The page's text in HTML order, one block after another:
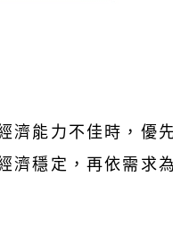
濟能力不佳時，優
濟穩定，再依需求